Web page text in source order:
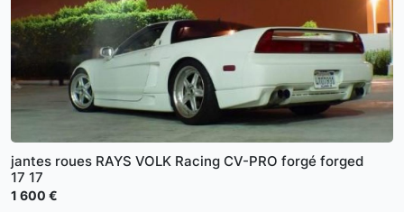
jantes roues RAYS VOLK Racing CV-PRO forgé forged
17 17
1 600 €